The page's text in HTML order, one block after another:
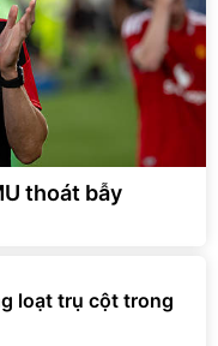
thoát bẫy
loạt trụ cột trong